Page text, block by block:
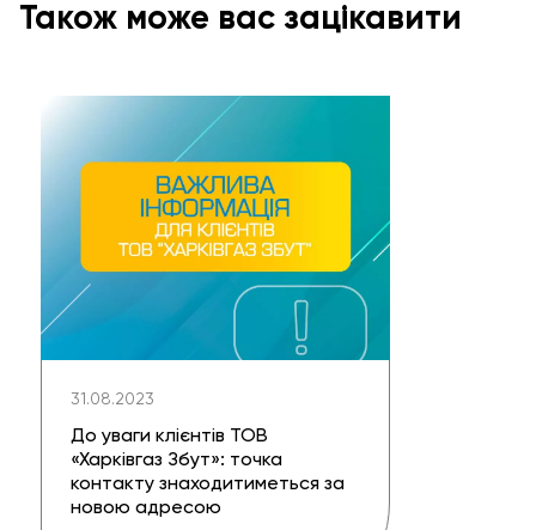
Також може вас зацікавити
31.08.2023
До уваги клієнтів ТОВ
«Харківгаз Збут»: точка
контакту знаходитиметься за
новою адресою